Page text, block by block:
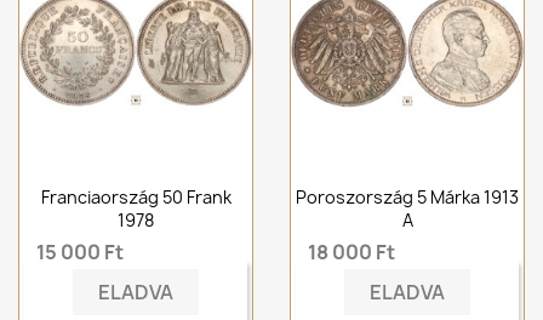
Franciaország 50 Frank
1978
15 000 Ft
ELADVA
Poroszország 5 Márka 1913
A
18 000 Ft
ELADVA